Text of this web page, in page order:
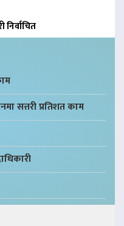
सत्तरी प्रतिशत काम